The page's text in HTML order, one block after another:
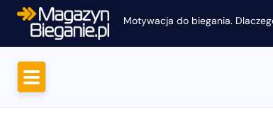
Motywacja do biegania.